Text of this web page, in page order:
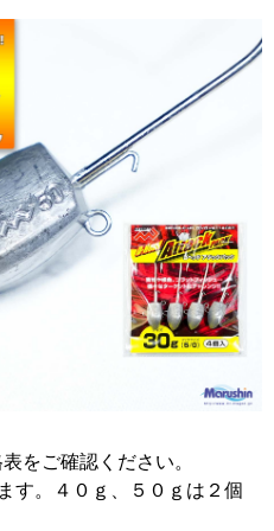
をご確認ください。
す。４０ｇ、５０ｇは２個